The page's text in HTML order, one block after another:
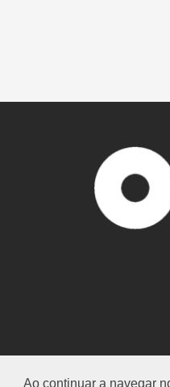
Ao continuar a navegar